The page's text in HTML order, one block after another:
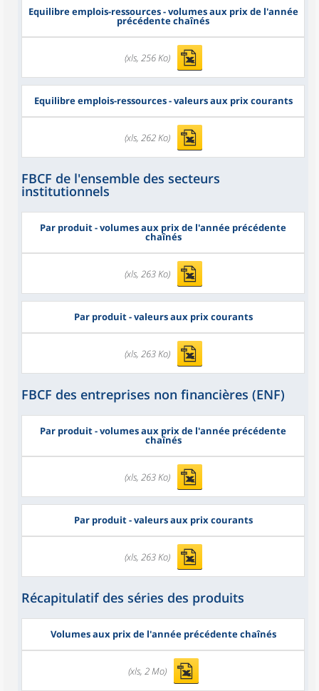
Equilibre emplois-ressources - volumes aux prix de l'année
précédente chaînés
(xls, 256 Ko)
Equilibre emplois-ressources - valeurs aux prix courants
(xls, 262 Ko)
FBCF de l'ensemble des secteurs
institutionnels
Par produit - volumes aux prix de l'année précédente
chaînés
(xls, 263 Ko)
Par produit - valeurs aux prix courants
(xls, 263 Ko)
FBCF des entreprises non financières (ENF)
Par produit - volumes aux prix de l'année précédente
chaînés
(xls, 263 Ko)
Par produit - valeurs aux prix courants
(xls, 263 Ko)
Récapitulatif des séries des produits
Volumes aux prix de l'année précédente chaînés
(xls, 2 Mo)